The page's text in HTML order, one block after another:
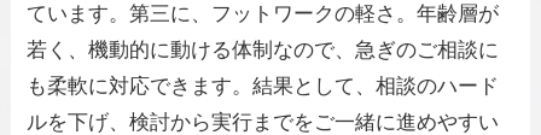
ています。第三に、フットワークの軽さ。年齢層が
若く、機動的に動ける体制なので、急ぎのご相談に
も柔軟に対応できます。結果として、相談のハード
ルを下げ、検討から実行までをご一緒に進めやすい